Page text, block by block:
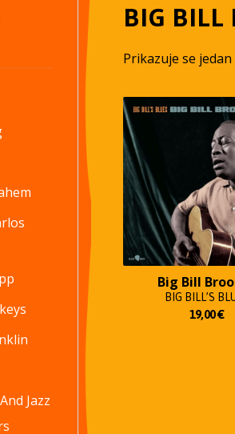
BIG BILL
Prikazuje se
Big Bill
BIG BILL’S
19,00€
Jazz